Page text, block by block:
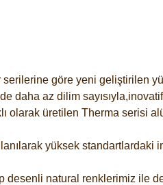
göre yeni geliştirilen
az dilim sayısıyla,inovatif
olarak üretilen Therma serisi
yüksek standartlardaki
natural renklerimiz ile